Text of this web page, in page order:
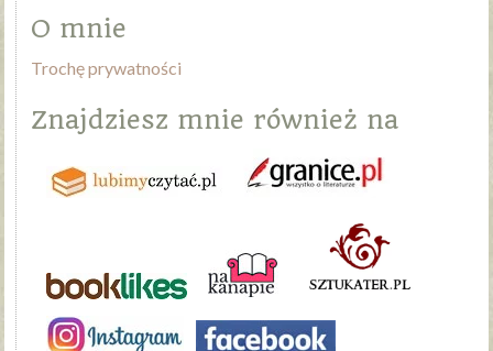
O mnie
Trochę prywatności
Znajdziesz mnie również na